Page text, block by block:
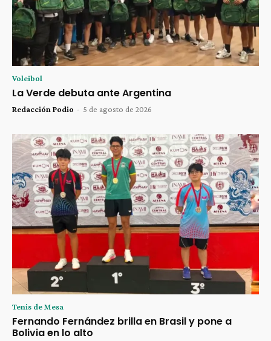
Voleibol
La Verde debuta ante Argentina
Redacción Podio - 5 de agosto de 2026
Tenis de Mesa
Fernando Fernández brilla en Brasil y pone a
Bolivia en lo alto